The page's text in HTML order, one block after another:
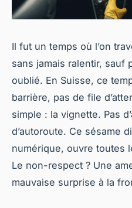
Il fut un temps où l’on
sans jamais ralentir, sauf
oublié. En Suisse, ce
barrière, pas de file
simple : la vignette. Pas
d’autoroute. Ce sésame
numérique, ouvre toutes
Le non-respect ? Une
mauvaise surprise à la